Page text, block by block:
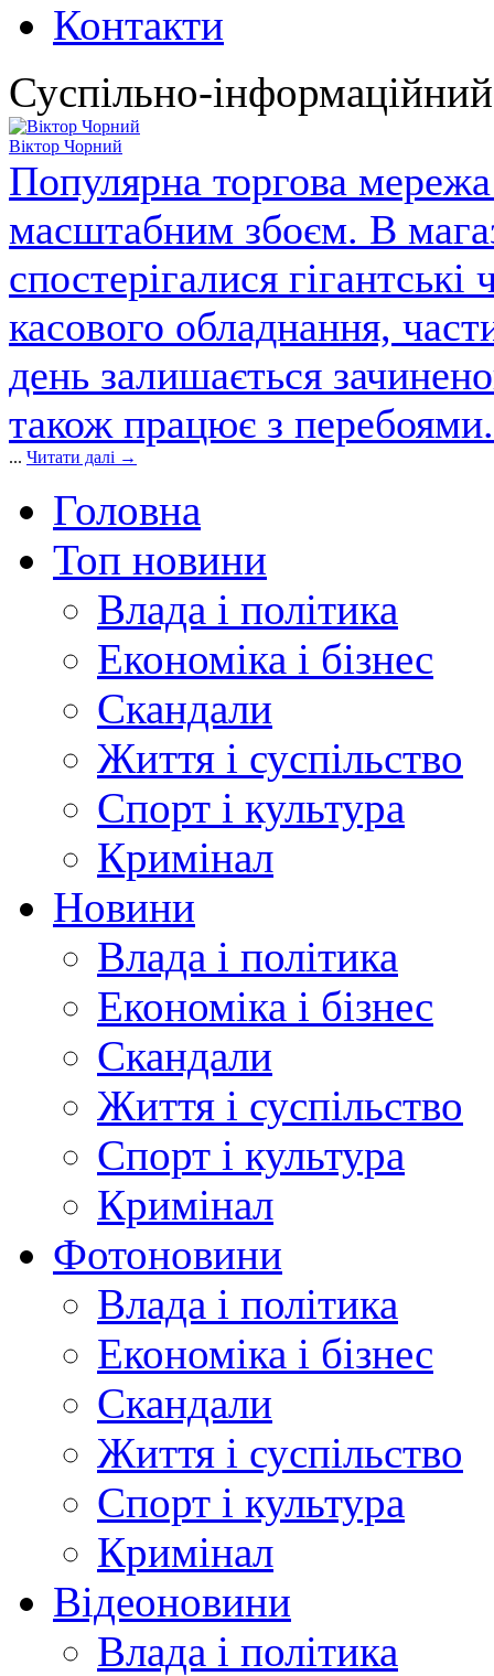
Контакти
Суспільно-
Віктор Чорний
Популярна торгова
масштабним збоєм. В
спостерігалися
касового обладнання,
день залишається
також працює з
... Читати далі →
Головна
Топ новини
Влада і політика
Економіка і бізнес
Скандали
Життя і суспільство
Спорт і культура
Кримінал
Новини
Влада і політика
Економіка і бізнес
Скандали
Життя і суспільство
Спорт і культура
Кримінал
Фотоновини
Влада і політика
Економіка і бізнес
Скандали
Життя і суспільство
Спорт і культура
Кримінал
Відеоновини
Влада і політика